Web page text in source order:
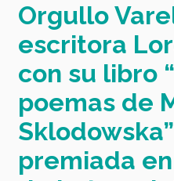
Orgullo
escritora
con su libro
poemas de
premiada